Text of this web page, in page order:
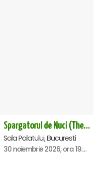
Spargatorul de Nuci (The Nutcracker) -UKRAINIAN CLASSICAL BALLET (ora 19.30) - Bucuresti
Sala Palatului, Bucuresti
30 noiembrie 2026, ora 19:30